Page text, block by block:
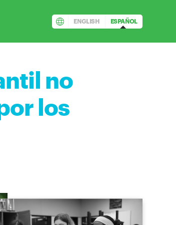
ENGLISH ESPAÑOL
no
los